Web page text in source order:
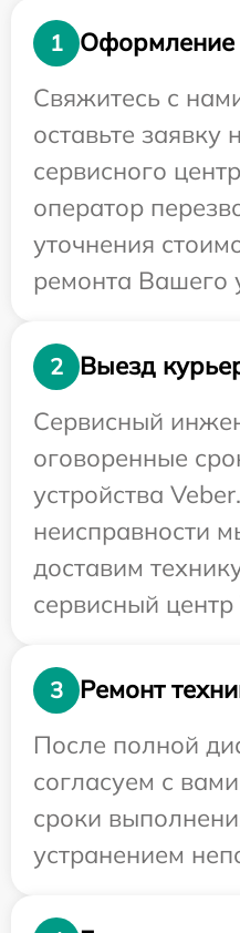
1
Оформление
Свяжитесь с
оставьте заявку
сервисного
оператор
уточнения
ремонта Вашего
2
Выезд
Сервисный
оговоренные
устройства
неисправности
доставим
сервисный центр
3
Ремонт
После полной
согласуем с
сроки
устранением